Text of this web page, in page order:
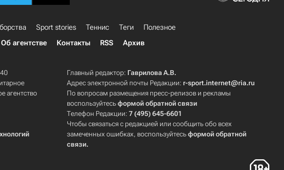
Sport stories Теннис Теги
Полезное
Об агентстве Контакты RSS Архив
агентство
Главный редактор: Гаврилова А.В.
Адрес электронной почты Редакции: r-sport.internet@ria.ru
По вопросам размещения пресс-релизов и рекламы
воспользуйтесьформой обратной связи
Телефон Редакции:7 (495) 645-6601
Чтобы связаться с редакцией или сообщить обо всех
замеченных ошибках, воспользуйтесьформой обратной
связи.